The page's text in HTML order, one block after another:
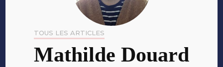
TOUS LES ARTICLES
Mathilde Douard